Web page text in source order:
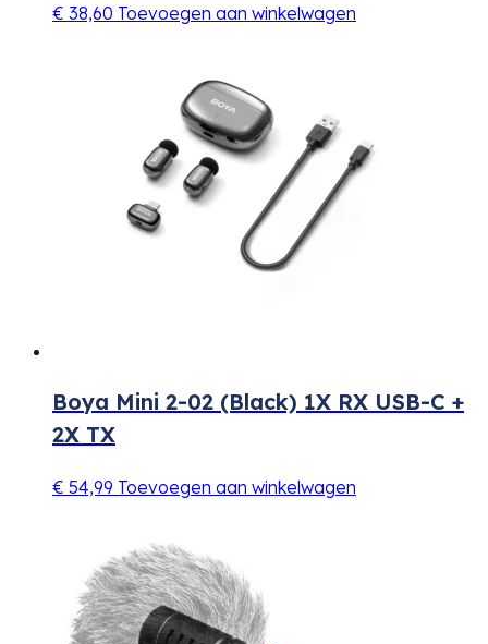
€ 38,60 Toevoegen aan winkelwagen
Boya Mini 2-02 (Black) 1X RX USB-C +
2X TX
€ 54,99 Toevoegen aan winkelwagen